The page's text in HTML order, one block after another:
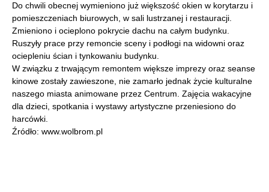
Do chwili obecnej wymieniono już większość okien w korytarzu i
pomieszczeniach biurowych, w sali lustrzanej i restauracji.
Zmieniono i ocieplono pokrycie dachu na całym budynku.
Ruszyły prace przy remoncie sceny i podłogi na widowni oraz
ociepleniu ścian i tynkowaniu budynku.
W związku z trwającym remontem większe imprezy oraz seanse
kinowe zostały zawieszone, nie zamarło jednak życie kulturalne
naszego miasta animowane przez Centrum. Zajęcia wakacyjne
dla dzieci, spotkania i wystawy artystyczne przeniesiono do
harcówki.
Źródło: www.wolbrom.pl